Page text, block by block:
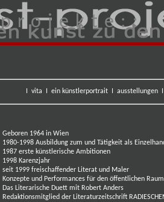
r o j e k t e : :
vita ein künstlerportrait ausstellungen
Geboren 1964 in Wien
1980-1998 Ausbildung zum und Tätigkeit als
1987 erste künstlerische Ambitionen
1998 Karenzjahr
seit 1999 freischaffender Literat und Maler
Konzepte und Performances für den öffentlichen
Das Literarische Duett mit Robert Anders
Redaktionsmitglied der Literaturzeitschrift